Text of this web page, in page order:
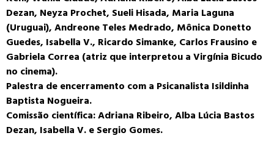
Dezan, Neyza Prochet, Sueli Hisada, Maria Laguna
(Uruguai), Andreone Teles Medrado, Mônica Donetto
Guedes, Isabella V., Ricardo Simanke, Carlos Frausino e
Gabriela Correa (atriz que interpretou a Virgínia Bicudo
no cinema).
Palestra de encerramento com a Psicanalista Isildinha
Baptista Nogueira.
Comissão científica: Adriana Ribeiro, Alba Lúcia Bastos
Dezan, Isabella V. e Sergio Gomes.